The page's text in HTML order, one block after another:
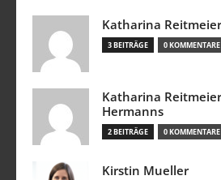
Katharina Reitmeier
3 BEITRÄGE 0 KOMMENTARE
Katharina
Hermanns
2 BEITRÄGE 0 KOMMENTARE
Kirstin Mueller